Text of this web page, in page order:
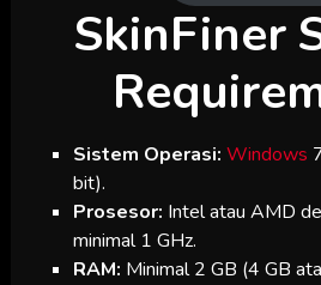
SkinFiner
Sistem Operasi: Windows
bit).
Prosesor: Intel atau AMD
minimal 1 GHz.
RAM: Minimal 2 GB (4 GB